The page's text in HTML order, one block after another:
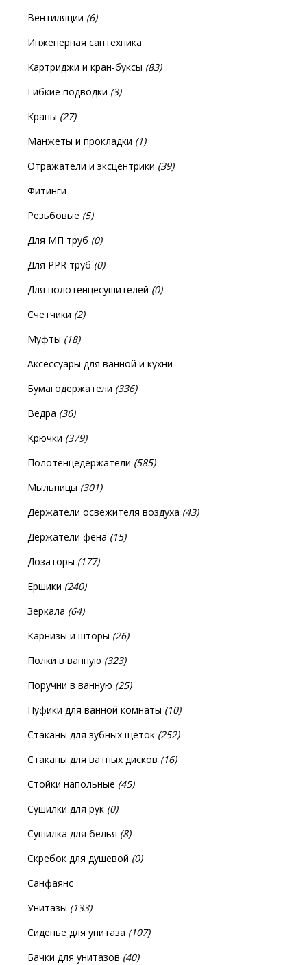
Вентиляции (6)
Инженерная сантехника
Картриджи и кран-буксы (83)
Гибкие подводки (3)
Краны (27)
Манжеты и прокладки (1)
Отражатели и эксцентрики (39)
Фитинги
Резьбовые (5)
Для МП труб (0)
Для PPR труб (0)
Для полотенцесушителей (0)
Счетчики (2)
Муфты (18)
Аксессуары для ванной и кухни
Бумагодержатели (336)
Ведра (36)
Крючки (379)
Полотенцедержатели (585)
Мыльницы (301)
Держатели освежителя воздуха (43)
Держатели фена (15)
Дозаторы (177)
Ершики (240)
Зеркала (64)
Карнизы и шторы (26)
Полки в ванную (323)
Поручни в ванную (25)
Пуфики для ванной комнаты (10)
Стаканы для зубных щеток (252)
Стаканы для ватных дисков (16)
Стойки напольные (45)
Сушилки для рук (0)
Сушилка для белья (8)
Скребок для душевой (0)
Санфаянс
Унитазы (133)
Сиденье для унитаза (107)
Бачки для унитазов (40)